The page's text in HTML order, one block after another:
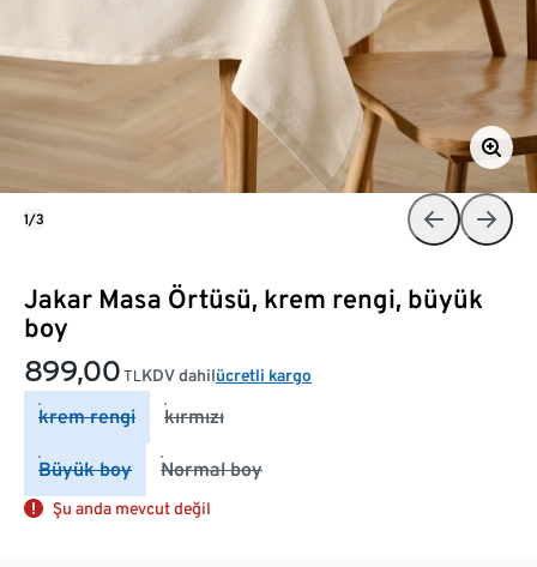
Jakar Masa Örtüsü, krem rengi, büyük
boy
899,00 TL KDV dahilücretli kargo
krem rengi kırmızı
Büyük boy Normal boy
Şu anda mevcut değil
1/3